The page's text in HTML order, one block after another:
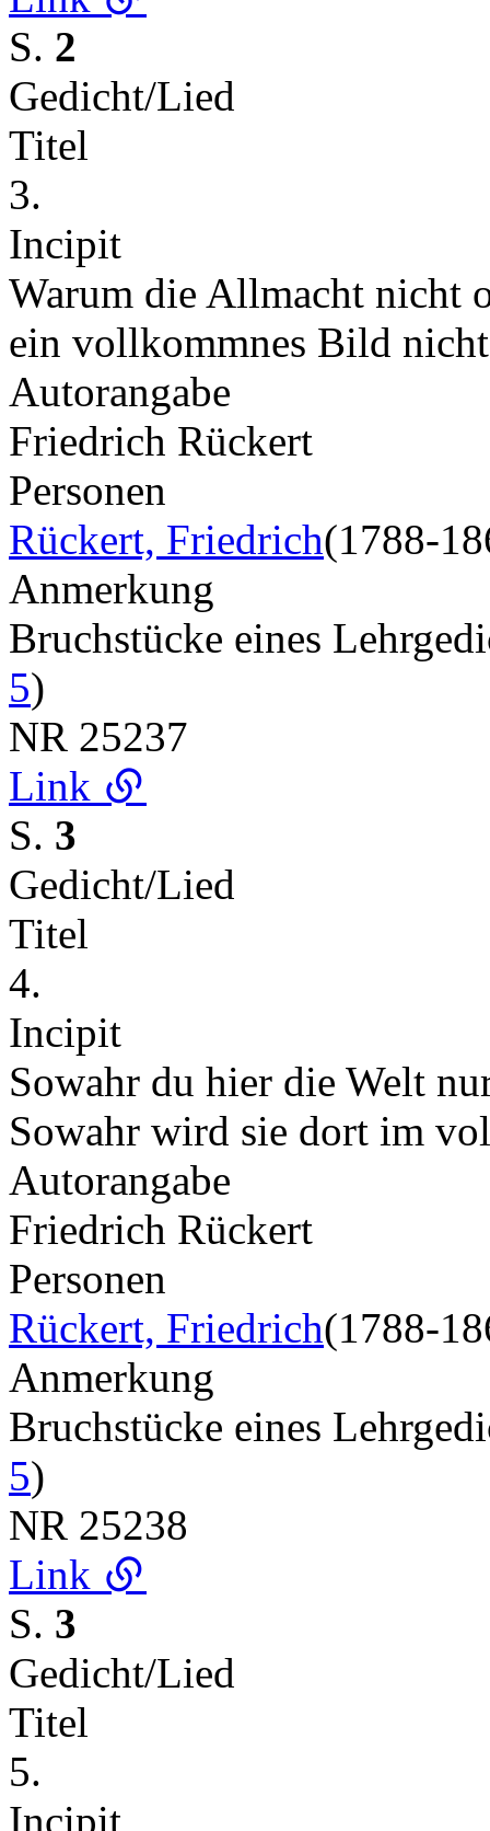
S. 2
Gedicht/Lied
Titel
3.
Incipit
Warum die Allmacht nicht
ein vollkommnes Bild
Autorangabe
Friedrich Rückert
Personen
Rückert, Friedrich(1788-
Anmerkung
Bruchstücke eines
5)
NR 25237
Link
S. 3
Gedicht/Lied
Titel
4.
Incipit
Sowahr du hier die Welt
Sowahr wird sie dort im
Autorangabe
Friedrich Rückert
Personen
Rückert, Friedrich(1788-
Anmerkung
Bruchstücke eines
5)
NR 25238
Link
S. 3
Gedicht/Lied
Titel
5.
Incipit